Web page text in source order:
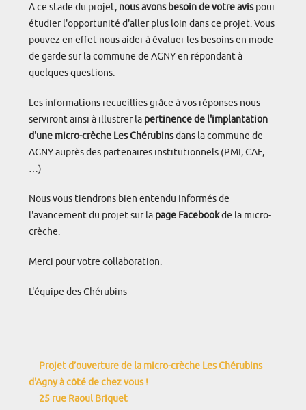
A ce stade du projet, nous avons besoin de votre avispour
étudier l'opportunité d'aller plus loin dans ce projet. Vous
pouvez en effet nous aider à évaluer les besoins en mode
de garde sur la commune de AGNY en répondant à
quelques questions.
Les informations recueillies grâce à vos réponses nous
serviront ainsi à illustrer la pertinence de l'implantation
d'une micro-crèche Les Chérubinsdans la commune de
AGNY auprès des partenaires institutionnels (PMI, CAF,
…)
Nous vous tiendrons bien entendu informés de
l'avancement du projet sur la page Facebookde la micro-
crèche.
Merci pour votre collaboration.
L'équipe des Chérubins
Projet d’ouverture de la micro-crèche Les Chérubins
d'Agny à côté de chez vous !
25 rue Raoul Briquet